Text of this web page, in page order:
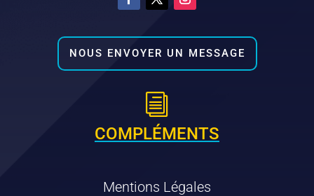
NOUS ENVOYER UN MESSAGE
i
COMPLÉMENTS
Mentions Légales